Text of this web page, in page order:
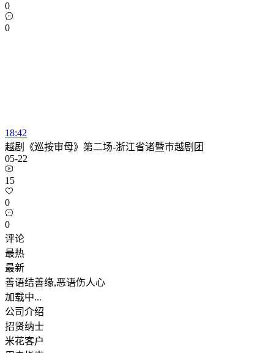
0
0
18:42
越剧《巡按审母》第二场-浙江省诸暨市越剧团
05-22
15
0
0
评论
最热
最新
善语结善缘,恶语伤人心
加载中...
公司介绍
招贤纳士
米花客户